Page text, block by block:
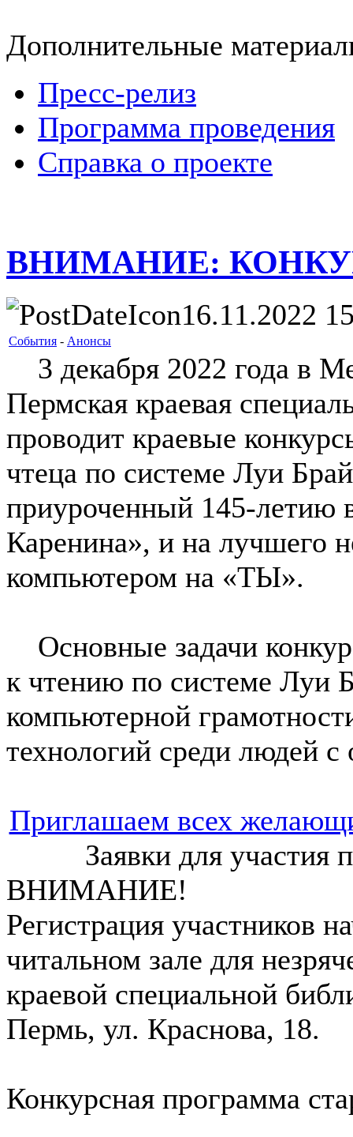
Дополнительные
Пресс-релиз
Программа проведения
Справка о проекте
ВНИМАНИЕ:
16.11.2022
События - Анонсы
3 декабря 2022 года в
Пермская краевая
проводит краевые
чтеца по системе Луи
приуроченный 145-летию
Каренина», и на лучшего
компьютером на «ТЫ».
Основные задачи
к чтению по системе Луи
компьютерной
технологий среди людей
Приглашаем всех
Заявки для участия
ВНИМАНИЕ!
Регистрация участников
читальном зале для
краевой специальной
Пермь, ул. Краснова, 18.
Конкурсная программа